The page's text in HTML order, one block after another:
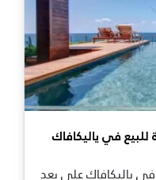
في ياليكافاك
ياليكافاك على بعد